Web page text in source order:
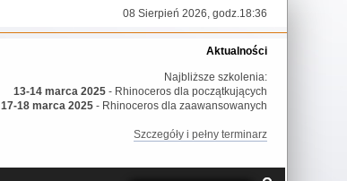
08 Sierpień 2026, godz.18:36
Aktualności
Najbliższe szkolenia:
13-14 marca 2025 - Rhinoceros dla początkujących
17-18 marca 2025 - Rhinoceros dla zaawansowanych
Szczegóły i pełny terminarz